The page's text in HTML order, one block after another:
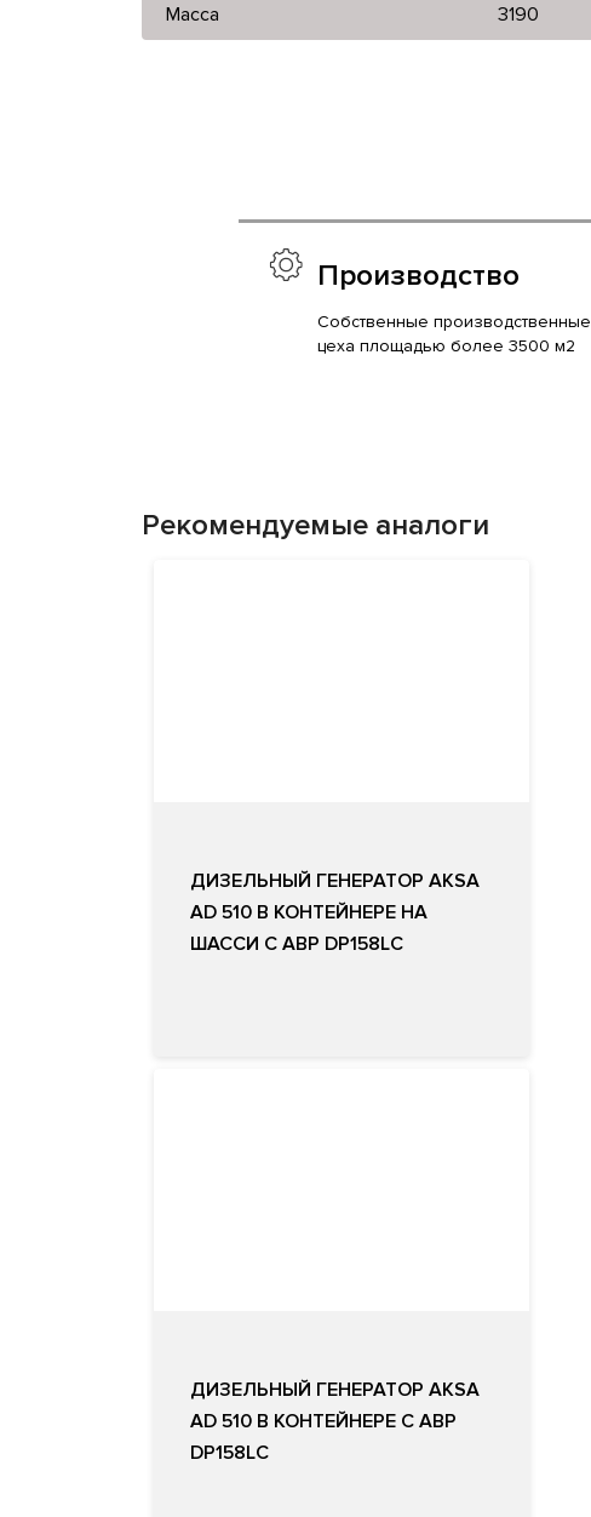
Масса 3190
Производство
Собственные производственные
цеха площадью более 3500 м2
Рекомендуемые аналоги
ДИЗЕЛЬНЫЙ ГЕНЕРАТОР AKSA
AD 510 В КОНТЕЙНЕРЕ НА
ШАССИ С АВР DP158LC
ДИЗЕЛЬНЫЙ ГЕНЕРАТОР AKSA
AD 510 В КОНТЕЙНЕРЕ С АВР
DP158LC